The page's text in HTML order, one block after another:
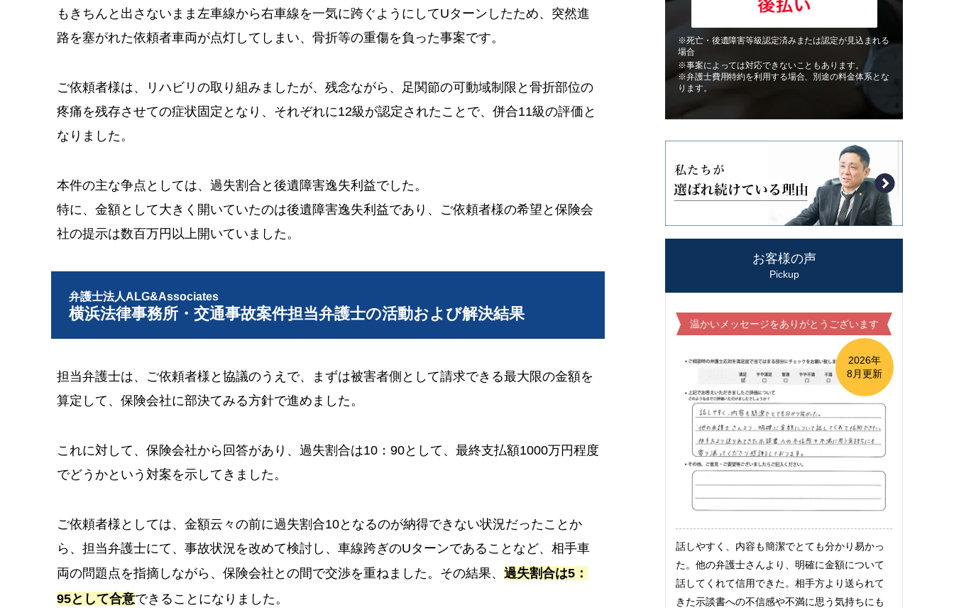
もきちんと出さないまま左車線から右車線を一気に跨ぐようにしてUターンしたため、突然進
路を塞がれた依頼者車両が点灯してしまい、骨折等の重傷を負った事案です。
ご依頼者様は、リハビリの取り組みましたが、残念ながら、足関節の可動域制限と骨折部位の
疼痛を残存させての症状固定となり、それぞれに12級が認定されたことで、併合11級の評価と
なりました。
本件の主な争点としては、過失割合と後遺障害逸失利益でした。
特に、金額として大きく開いていたのは後遺障害逸失利益であり、ご依頼者様の希望と保険会
社の提示は数百万円以上開いていました。
弁護士法人ALG&Associates
横浜法律事務所・交通事故案件担当弁護士の活動および解決結果
担当弁護士は、ご依頼者様と協議のうえで、まずは被害者側として請求できる最大限の金額を
算定して、保険会社に部決てみる方針で進めました。
これに対して、保険会社から回答があり、過失割合は10：90として、最終支払額1000万円程度
でどうかという対案を示してきました。
ご依頼者様としては、金額云々の前に過失割合10となるのが納得できない状況だったことか
ら、担当弁護士にて、事故状況を改めて検討し、車線跨ぎのUターンであることなど、相手車
両の問題点を指摘しながら、保険会社との間で交渉を重ねました。その結果、 過失割合は5：
95として合意できることになりました。
※死亡・後遺障害等級認定済みまたは認定が見込まれる
場合
※事案によっては対応できないこともあります。
※弁護士費用特約を利用する場合、別途の料金体系とな
ります。
お客様の声
Pickup
温かいメッセージをありがとうございます
2026年
8月更新
話しやすく、内容も簡潔でとても分かり易かっ
た。他の弁護士さんより、明確に金額について
話してくれて信用できた。相手方より送られて
きた示談書への不信感や不満に思う気持ちにも